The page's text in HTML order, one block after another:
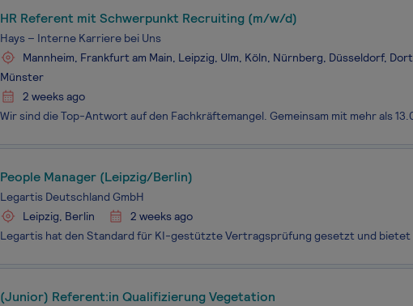
HR Referent mit Schwerpunkt Recruiting (m/w/d)
Hays – Interne Karriere bei Uns
Mannheim, Frankfurt am Main, Leipzig, Ulm, Köln, Nürnberg, Düsseldorf,
Münster
2 weeks ago
People Manager (Leipzig/Berlin)
Legartis Deutschland GmbH
Leipzig, Berlin
2 weeks ago
(Junior) Referent:in Qualifizierung Vegetation